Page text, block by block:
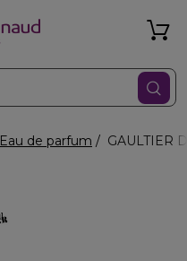
Eau de parfum GAULTIER